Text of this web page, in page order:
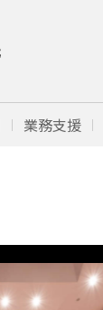
業務支援